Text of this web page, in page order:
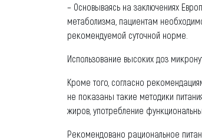
– Основываясь на заключениях
метаболизма, пациентам
рекомендуемой суточной норме.
Использование высоких доз
Кроме того, согласно
не показаны такие методики
жиров, употребление
Рекомендовано рациональное